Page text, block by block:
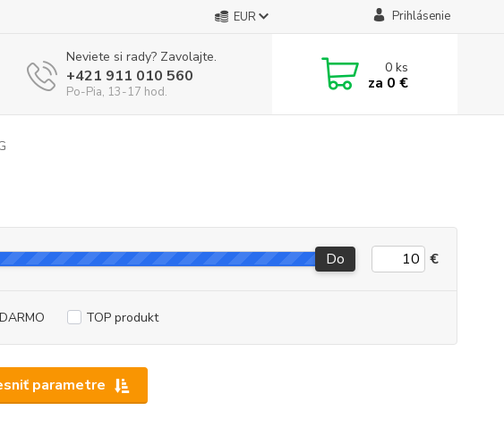
EUR Prihlásenie
Neviete si rady? Zavolajte.
+421 911 010 560
Po-Pia, 13-17 hod.
0ks
za 0 €
parametre
Do €
TOP produkt